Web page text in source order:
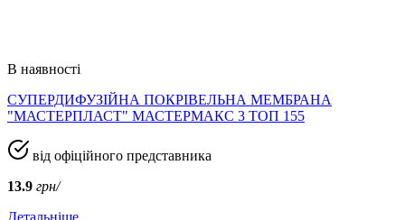
В наявності
СУПЕРДИФУЗІЙНА ПОКРІВЕЛЬНА МЕМБРАНА
"МАСТЕРПЛАСТ" МАСТЕРМАКС 3 ТОП 155
від офіційного представника
13.9 грн/
Детальніше